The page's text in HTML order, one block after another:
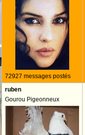
72927 messages postés
ruben
Gourou Pigeonneux